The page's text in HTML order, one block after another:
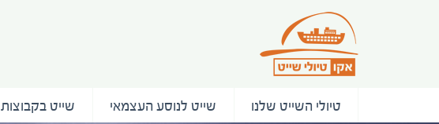
טיולי השייט שלנו שייט לנוסע העצמאי שייט בקבוצות